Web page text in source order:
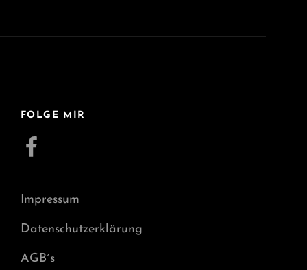
FOLGE MIR
Facebook
Impressum
Datenschutzerklärung
AGB´s